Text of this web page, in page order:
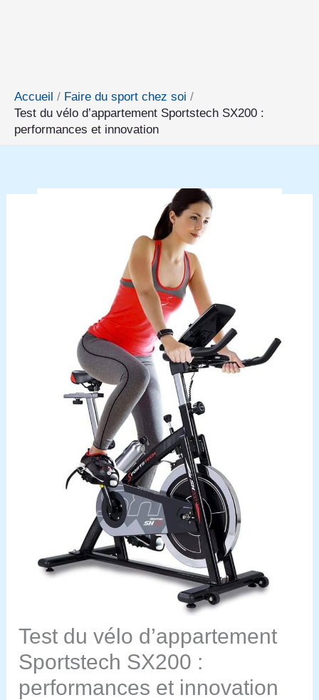
Accueil
Faire du sport chez soi
Test du vélo d’appartement Sportstech SX200 :
performances et innovation
Test du vélo d’appartement
Sportstech SX200 :
performances et innovation